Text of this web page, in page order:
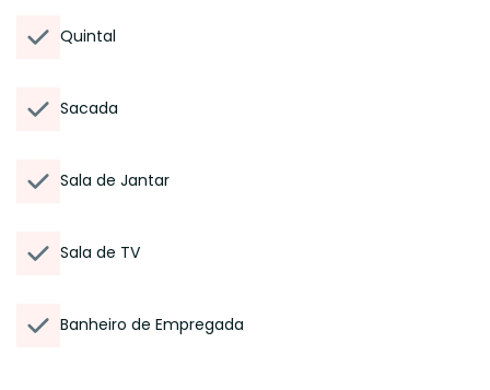
Quintal
Sacada
Sala de Jantar
Sala de TV
Banheiro de Empregada